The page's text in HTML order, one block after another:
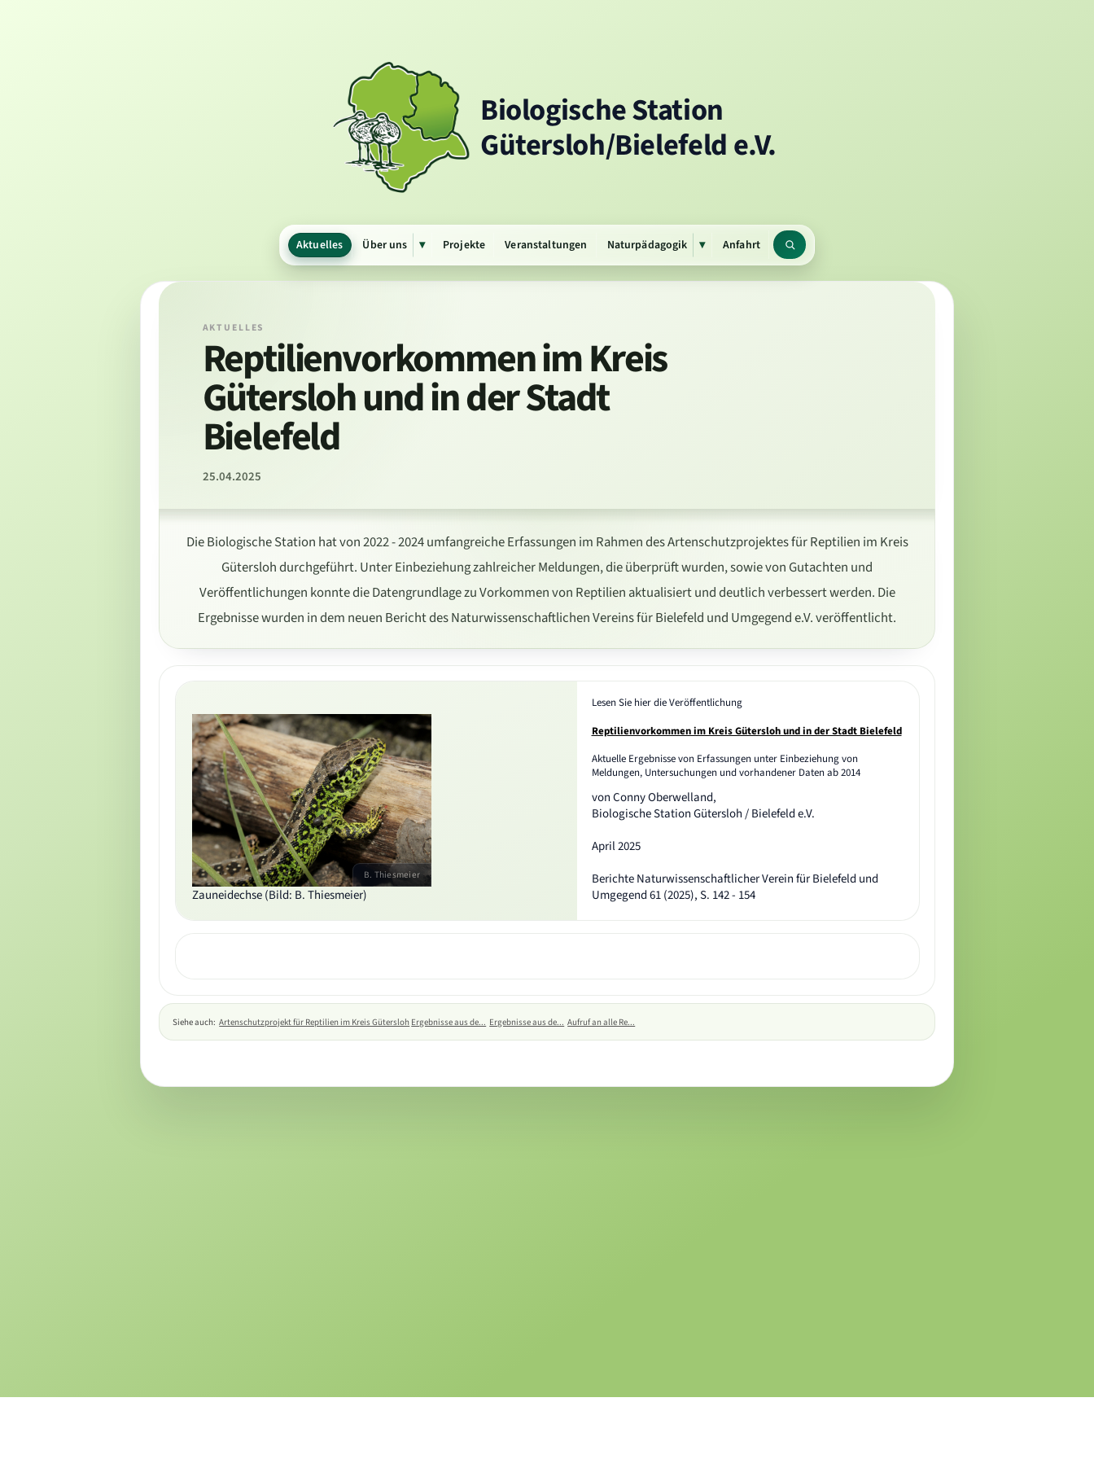
Biologische Station
Gütersloh/Bielefeld e.V.
Aktuelles Über uns ▾Untermenü
Projekte Veranstaltungen Naturpädagogik ▾Untermenü
Anfahrt Suchbegriff
AKTUELLES
Reptilienvorkommen im Kreis
Gütersloh und in der Stadt
Bielefeld
25.04.2025
Die Biologische Station hat von 2022 - 2024 umfangreiche Erfassungen im Rahmen des Artenschutzprojektes für Reptilien im Kreis
Gütersloh durchgeführt. Unter Einbeziehung zahlreicher Meldungen, die überprüft wurden, sowie von Gutachten und
Veröffentlichungen konnte die Datengrundlage zu Vorkommen von Reptilien aktualisiert und deutlich verbessert werden. Die
Ergebnisse wurden in dem neuen Bericht des Naturwissenschaftlichen Vereins für Bielefeld und Umgegend e.V. veröffentlicht.
Zauneidechse (Bild: B. Thiesmeier)
Lesen Sie hier die Veröffentlichung
Reptilienvorkommen im Kreis Gütersloh und in der Stadt Bielefeld
Aktuelle Ergebnisse von Erfassungen unter Einbeziehung von
Meldungen, Untersuchungen und vorhandener Daten ab 2014
von Conny Oberwelland,
Biologische Station Gütersloh / Bielefeld e.V.
April 2025
Berichte Naturwissenschaftlicher Verein für Bielefeld und
Umgegend 61 (2025), S. 142 - 154
Siehe auch: Artenschutzprojekt für Reptilien im Kreis Gütersloh Ergebnisse aus de... Ergebnisse aus de... Aufruf an alle Re...
B. Thiesmeier